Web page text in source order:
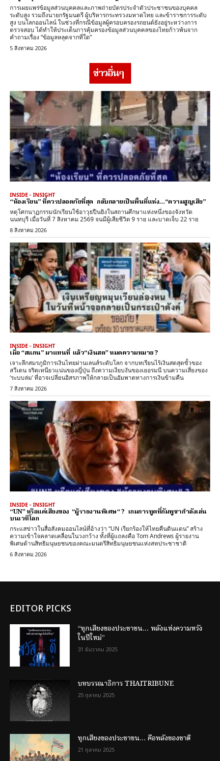
การเผยแพร่ข้อมูลส่วนบุคคลและภาพถ่ายบัตรประจำตัวประชาชนของบุคคล
ระดับสูง รวมถึงนายกรัฐมนตรี ผู้บริหารกระทรวงมหาดไทย และข้าราชการระดับ
สูง บนโลกออนไลน์ ในช่วงที่กรณีข้อมูลผู้ครอบครองรถยนต์ยังอยู่ระหว่างการ
ตรวจสอบ ได้ทำให้ประเด็นการคุ้มครองข้อมูลส่วนบุคคลของไทยก้าวพ้นจาก
คำถามเรื่อง “ข้อมูลหลุดจากที่ใด”
5 สิงหาคม 2026
ข่าวอื่นๆ
INSIDE - INSIGHT
“ห้องเรียน” ที่ควรปลอดภัยที่สุด กลับกลายเป็นพื้นที่แห่ง…“ความสูญเสีย”
หตุโศกนาฏกรรมนักเรียนใช้อาวุธปืนยิงในสถานศึกษาแห่งหนึ่งของจังหวัด
นนทบุรี เมื่อวันที่ 7 สิงหาคม 2569 จนมีผู้เสียชีวิต 9 ราย และบาดเจ็บ 22 ราย
8 สิงหาคม 2026
INSIDE - INSIGHT
เมื่อ “สแกน” มาแทนที่ แล้ว“เงินสด” หมดความหมาย ?
เจาะลึกสมรภูมิการเงินไทยผ่านเลนส์ระดับโลก จากบทเรียนไร้เงินสดสุดขั้วของ
สวีเดน จริตเหนียวแน่นของญี่ปุ่น ถึงความเงียบงันของเยอรมนี บนความเสี่ยงของ
‘ระบบล่ม’ ที่อาจเปลี่ยนอิสรภาพให้กลายเป็นอัมพาตทางการเงินข้ามคืน
7 สิงหาคม 2026
INSIDE - INSIGHT
“UN” หรือแค่เสียงของ “ผู้รายงานพิเศษ“ ? เกมการทูตที่กัมพูชากำลังเล่น
บนเวทีโลก
กระแสข่าวในสื่อสังคมออนไลน์ที่อ้างว่า “UN เรียกร้องให้ไทยคืนดินแดน” สร้าง
ความเข้าใจคลาดเคลื่อนในวงกว้าง ทั้งที่ผู้แถลงคือ Tom Andrews ผู้รายงาน
พิเศษด้านสิทธิมนุษยชนของคณะมนตรีสิทธิมนุษยชนแห่งสหประชาชาติ
6 สิงหาคม 2026
EDITOR PICKS
“ทุกเสียงของประชาชน… พลังแห่งความหวัง
ในปีใหม่”
31 ธันวาคม 2025
บทบรรณาธิการ THAITRIBUNE
25 ตุลาคม 2025
ทุกเสียงของประชาชน… คือพลังของชาติ
21 ตุลาคม 2025